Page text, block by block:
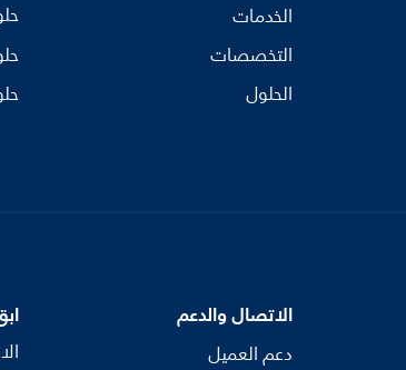
الخدمات
التخصصات
الحلول
الاتصال والدعم
دعم العميل